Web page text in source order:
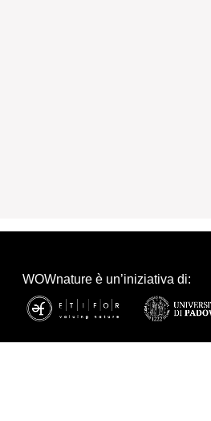
WOWnature è un’iniziativa di: